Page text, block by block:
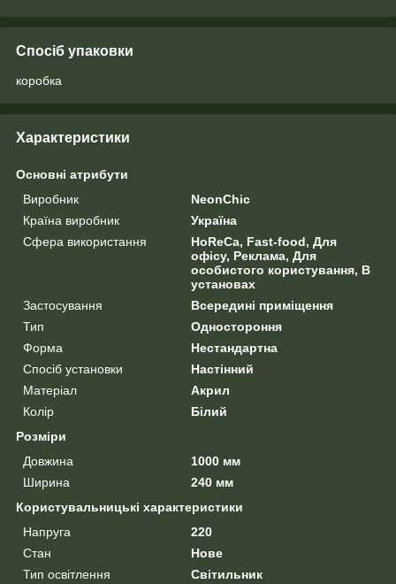
Спосіб упаковки
коробка
Характеристики
Основні атрибути
Виробник
NeonChic
Країна виробник
Україна
Сфера використання
HoReCa, Fast-food, Для
офісу, Реклама, Для
особистого користування, В
установах
Застосування
Всередині приміщення
Тип
Одностороння
Форма
Нестандартна
Спосіб установки
Настінний
Матеріал
Акрил
Колір
Білий
Розміри
Довжина
1000 мм
Ширина
240 мм
Користувальницькі характеристики
Напруга
220
Стан
Нове
Тип освітлення
Світильник